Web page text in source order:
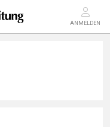
ANMELDEN